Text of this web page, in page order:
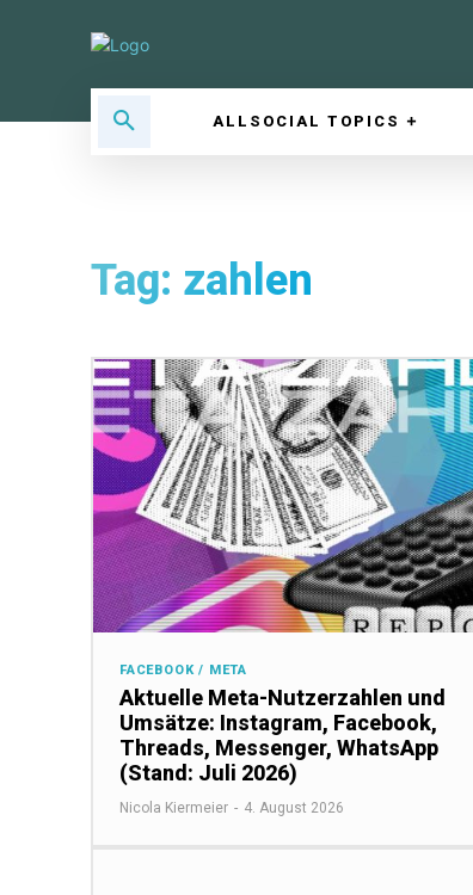
ALLSOCIAL TOPICS
Tag: zahlen
FACEBOOK / META
Aktuelle Meta-Nutzerzahlen und
Umsätze: Instagram, Facebook,
Threads, Messenger, WhatsApp
(Stand: Juli 2026)
Nicola Kiermeier - 4. August 2026